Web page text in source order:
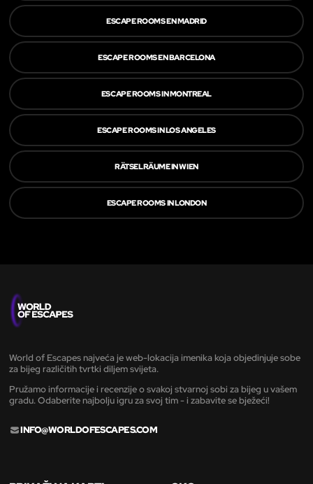
ESCAPE ROOMS EN MADRID
ESCAPE ROOMS EN BARCELONA
ESCAPE ROOMS IN MONTREAL
ESCAPE ROOMS IN LOS ANGELES
RÄTSELRÄUME IN WIEN
ESCAPE ROOMS IN LONDON
World of Escapes najveća je web-lokacija imenika koja objedinjuje sobe
za bijeg različitih tvrtki diljem svijeta.
Pružamo informacije i recenzije o svakoj stvarnoj sobi za bijeg u vašem
gradu. Odaberite najbolju igru za svoj tim - i zabavite se bježeći!
INFO@WORLDOFESCAPES.COM